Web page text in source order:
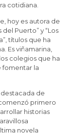
cotidiana.
hoy es autora de
del Puerto” y “Los
títulos que ha
Es viñamarina,
colegios que ha
fomentar la
destacada de
primero
historias
novela